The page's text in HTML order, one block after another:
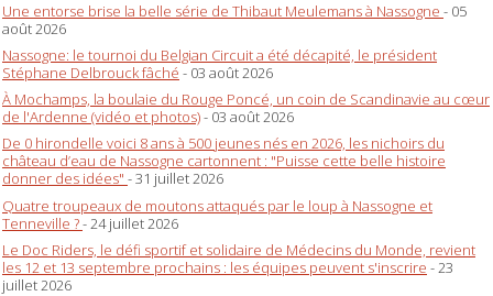
Une entorse brise la belle série de Thibaut Meulemans à Nassogne - 05
août 2026
Nassogne: le tournoi du Belgian Circuit a été décapité, le président
Stéphane Delbrouck fâché - 03 août 2026
À Mochamps, la boulaie du Rouge Poncé, un coin de Scandinavie au cœur
de l'Ardenne (vidéo et photos)- 03 août 2026
De 0 hirondelle voici 8 ans à 500 jeunes nés en 2026, les nichoirs du
château d’eau de Nassogne cartonnent : "Puisse cette belle histoire
donner des idées" - 31 juillet 2026
Quatre troupeaux de moutons attaqués par le loup à Nassogne et
Tenneville ?- 24 juillet 2026
Le Doc Riders, le défi sportif et solidaire de Médecins du Monde, revient
les 12 et 13 septembre prochains : les équipes peuvent s'inscrire - 23
juillet 2026